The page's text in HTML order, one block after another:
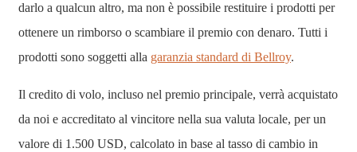
darlo a qualcun altro, ma non è possibile restituire i prodotti per
ottenere un rimborso o scambiare il premio con denaro. Tutti i
prodotti sono soggetti alla garanzia standard di Bellroy.
Il credito di volo, incluso nel premio principale, verrà acquistato
da noi e accreditato al vincitore nella sua valuta locale, per un
valore di 1.500 USD, calcolato in base al tasso di cambio in